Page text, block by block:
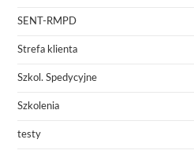
SENT-RMPD
Strefa klienta
Szkol. Spedycyjne
Szkolenia
testy